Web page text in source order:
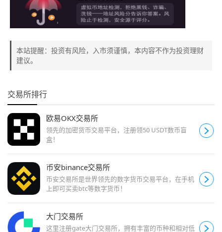
本站提醒：投资有风险，入市须谨慎，本内容不作为投资理财
建议。
交易所排行
欧易OKX交易所
领先的加密货币交易平台，注册领50 USDT数币盲
盒！
币安binance交易所
币安交易所是世界领先的数字货币交易平台，在手机
上即可买卖btc等数字货币！
大门交易所
这里注册gate大门交易所，拥有丰富的币种和相对低